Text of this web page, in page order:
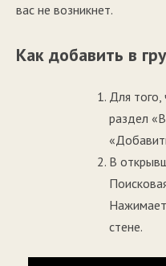
вас не возникнет.
Как добавить в
Для того,
раздел
В
стене.